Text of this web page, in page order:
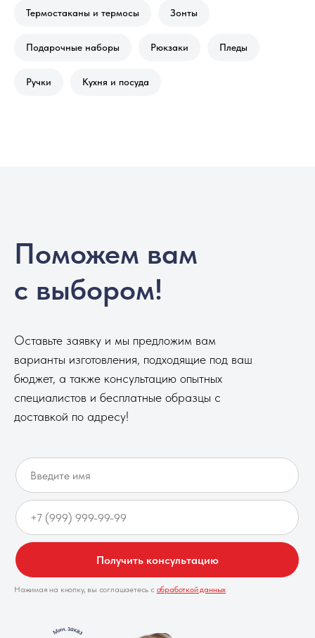
Термостаканы и термосы Зонты
Подарочные наборы Рюкзаки Пледы
Ручки Кухня и посуда
Поможем вам
с выбором!
Оставьте заявку и мы предложим вам
варианты изготовления, подходящие под ваш
бюджет, а также консультацию опытных
специалистов и бесплатные образцы с
доставкой по адресу!
Получить консультацию
Нажимая на кнопку, вы соглашаетесь с обработкой данных